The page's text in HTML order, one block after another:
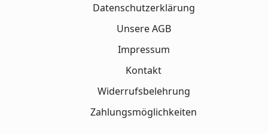
Datenschutzerklärung
Unsere AGB
Impressum
Kontakt
Widerrufsbelehrung
Zahlungsmöglichkeiten